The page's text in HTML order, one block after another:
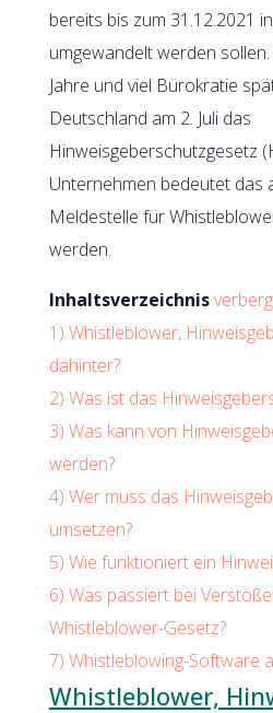
bereits bis zum 31.12.2021
umgewandelt werden
Jahre und viel Bürokratie
Deutschland am 2. Juli das
Hinweisgeberschutzgesetz
Unternehmen bedeutet das
Meldestelle für
werden.
Inhaltsverzeichnis
1) Whistleblower,
dahinter?
2) Was ist das
3) Was kann von
werden?
4) Wer muss das
umsetzen?
5) Wie funktioniert ein
6) Was passiert bei
Whistleblower-Gesetz?
7) Whistleblowing-Software
Whistleblower,